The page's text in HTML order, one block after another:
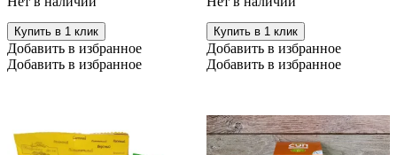
Купить в 1 клик
Добавить в избранное
Добавить в избранное
Купить в 1 клик
Добавить в избранное
Добавить в избранное